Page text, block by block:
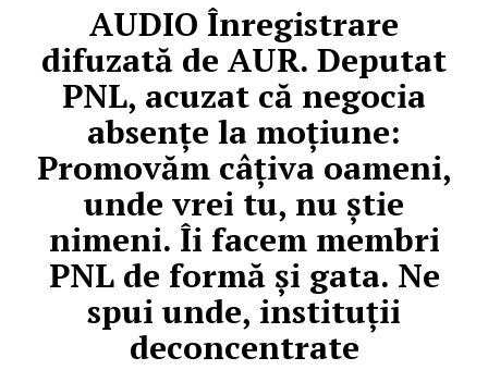
AUDIO Înregistrare
difuzată de AUR. Deputat
PNL, acuzat că negocia
absențe la moțiune:
Promovăm câțiva oameni,
unde vrei tu, nu știe
nimeni. Îi facem membri
PNL de formă și gata. Ne
spui unde, instituții
deconcentrate